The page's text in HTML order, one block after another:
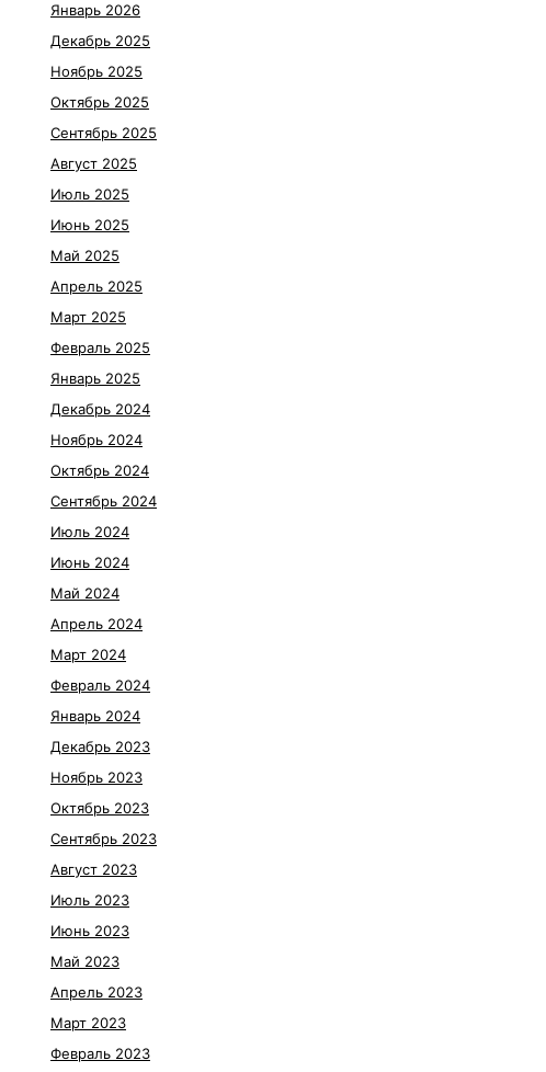
Январь 2026
Декабрь 2025
Ноябрь 2025
Октябрь 2025
Сентябрь 2025
Август 2025
Июль 2025
Июнь 2025
Май 2025
Апрель 2025
Март 2025
Февраль 2025
Январь 2025
Декабрь 2024
Ноябрь 2024
Октябрь 2024
Сентябрь 2024
Июль 2024
Июнь 2024
Май 2024
Апрель 2024
Март 2024
Февраль 2024
Январь 2024
Декабрь 2023
Ноябрь 2023
Октябрь 2023
Сентябрь 2023
Август 2023
Июль 2023
Июнь 2023
Май 2023
Апрель 2023
Март 2023
Февраль 2023